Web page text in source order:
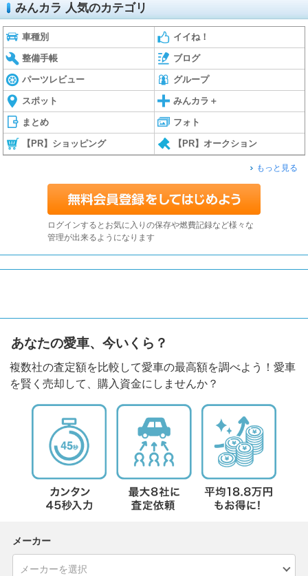
みんカラ 人気のカテゴリ
車種別 イイね！
整備手帳 ブログ
パーツレビュー グループ
スポット みんカラ＋
まとめ フォト
【PR】ショッピング 【PR】オークション
もっと見る
ログインするとお気に入りの保存や燃費記録など様々な
管理が出来るようになります
あなたの愛車、今いくら？
複数社の査定額を比較して愛車の最高額を調べよう！愛車
を賢く売却して、購入資金にしませんか？
メーカー